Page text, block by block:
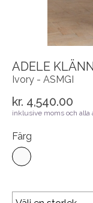
ADELE
Ivory - ASMGI
kr. 4,540.00
inklusive moms och
Färg